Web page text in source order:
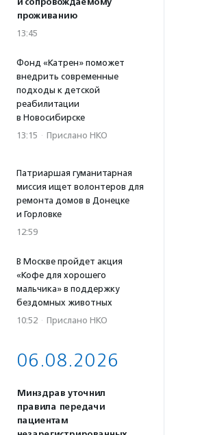
проживанию
13:45
Фонд «Катрен» поможет
внедрить современные
подходы к детской
реабилитации
в Новосибирске
13:15 · Прислано НКО
Патриаршая гуманитарная
миссия ищет волонтеров для
ремонта домов в Донецке
и Горловке
12:59
В Москве пройдет акция
«Кофе для хорошего
мальчика» в поддержку
бездомных животных
10:52 · Прислано НКО
06.08.2026
Минздрав уточнил
правила передачи
пациентам